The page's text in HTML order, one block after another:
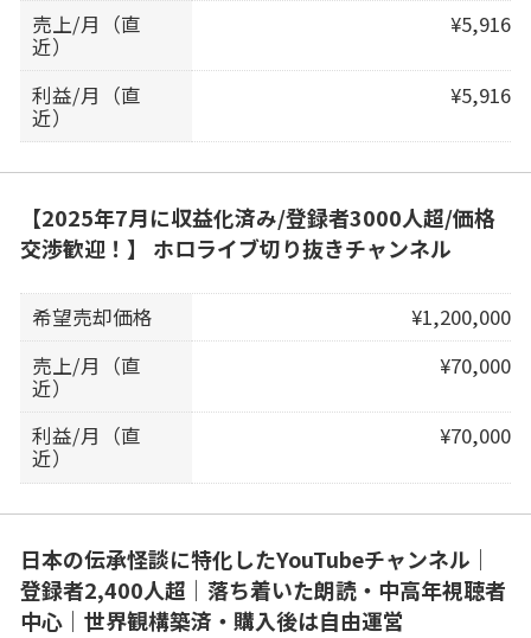
売上/月（直
近）
¥5,916
利益/月（直
近）
¥5,916
【2025年7月に収益化済み/登録者3000人超/価格
交渉歓迎！】 ホロライブ切り抜きチャンネル
希望売却価格
¥1,200,000
売上/月（直
近）
¥70,000
利益/月（直
近）
¥70,000
日本の伝承怪談に特化したYouTubeチャンネル｜
登録者2,400人超｜落ち着いた朗読・中高年視聴者
中心｜世界観構築済・購入後は自由運営